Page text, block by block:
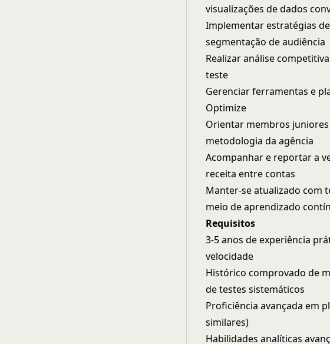
visualizações de dados
Implementar estratégias
segmentação de audiência
Realizar análise
teste
Gerenciar ferramentas e
Optimize
Orientar membros
metodologia da agência
Acompanhar e reportar a
receita entre contas
Manter-se atualizado com
meio de aprendizado
Requisitos
3-5 anos de experiência
velocidade
Histórico comprovado de
de testes sistemáticos
Proficiência avançada em
similares)
Habilidades analíticas